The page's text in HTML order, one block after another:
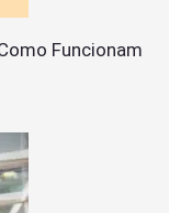
Funcionam